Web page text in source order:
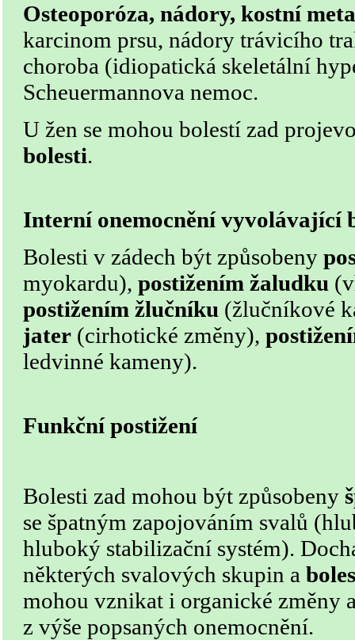
Osteoporóza, nádory, kostní
karcinom prsu, nádory trávicího
choroba (idiopatická skeletální
Scheuermannova ne­moc.
U žen se mohou bolestí zad
bolesti.
Interní onemocnění vyvolávající
Bolesti v zádech být způsobeny
myokardu), postižením žaludku
postižením žlučníku (žlučníkové
jater (cirhotické změny),
ledvinné kameny).
Funkční postižení
Bolesti zad mohou být způsobeny
se špatným zapojováním svalů
hluboký stabilizační systém).
některých svalových skupin a
mohou vznikat i organické změny
z výše popsaných onemocnění.